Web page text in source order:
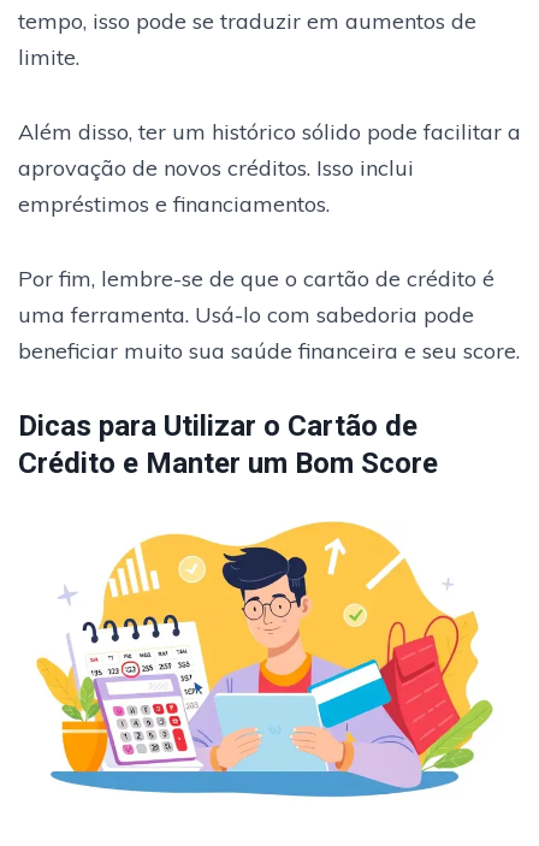
tempo, isso pode se traduzir em aumentos de
limite.
Além disso, ter um histórico sólido pode facilitar a
aprovação de novos créditos. Isso inclui
empréstimos e financiamentos.
Por fim, lembre-se de que o cartão de crédito é
uma ferramenta. Usá-lo com sabedoria pode
beneficiar muito sua saúde financeira e seu score.
Dicas para Utilizar o Cartão de
Crédito e Manter um Bom Score